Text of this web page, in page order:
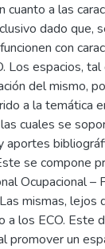
a las
dado que,
con
Los espacios, tal
del mismo,
a la temática
cuales se
aportes
se compone
Ocupacional –
mismas, lejos
a los ECO. Este
promover un